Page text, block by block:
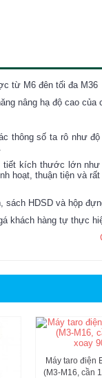
từ M6 đên tối đa M36
nâng hạ độ cao của
thông số ta rô như
kích thước lớn như
hoạt, thuận tiện và rất
sách HDSD và hộp
khách hàng tự thực
Máy taro điện
(M3-M16, cần